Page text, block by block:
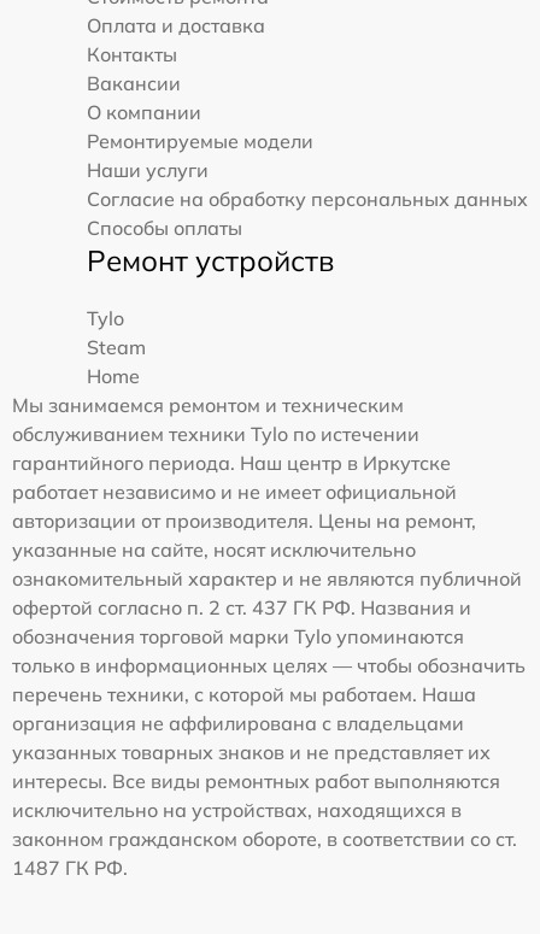
Оплата и доставка
Контакты
Вакансии
О компании
Ремонтируемые модели
Наши услуги
Согласие на обработку персональных данных
Способы оплаты
Ремонт устройств
Tylo
Steam
Home
Мы занимаемся ремонтом и техническим
обслуживанием техники Tylo по истечении
гарантийного периода. Наш центр в Иркутске
работает независимо и не имеет официальной
авторизации от производителя. Цены на ремонт,
указанные на сайте, носят исключительно
ознакомительный характер и не являются публичной
офертой согласно п. 2 ст. 437 ГК РФ. Названия и
обозначения торговой марки Tylo упоминаются
только в информационных целях — чтобы обозначить
перечень техники, с которой мы работаем. Наша
организация не аффилирована с владельцами
указанных товарных знаков и не представляет их
интересы. Все виды ремонтных работ выполняются
исключительно на устройствах, находящихся в
законном гражданском обороте, в соответствии со ст.
1487 ГК РФ.